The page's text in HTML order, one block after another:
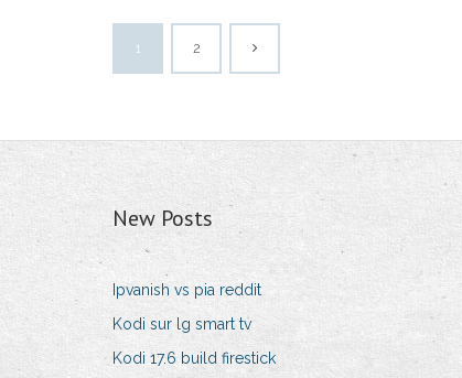
1 2
New Posts
Ipvanish vs pia reddit
Kodi sur lg smart tv
Kodi 17.6 build firestick